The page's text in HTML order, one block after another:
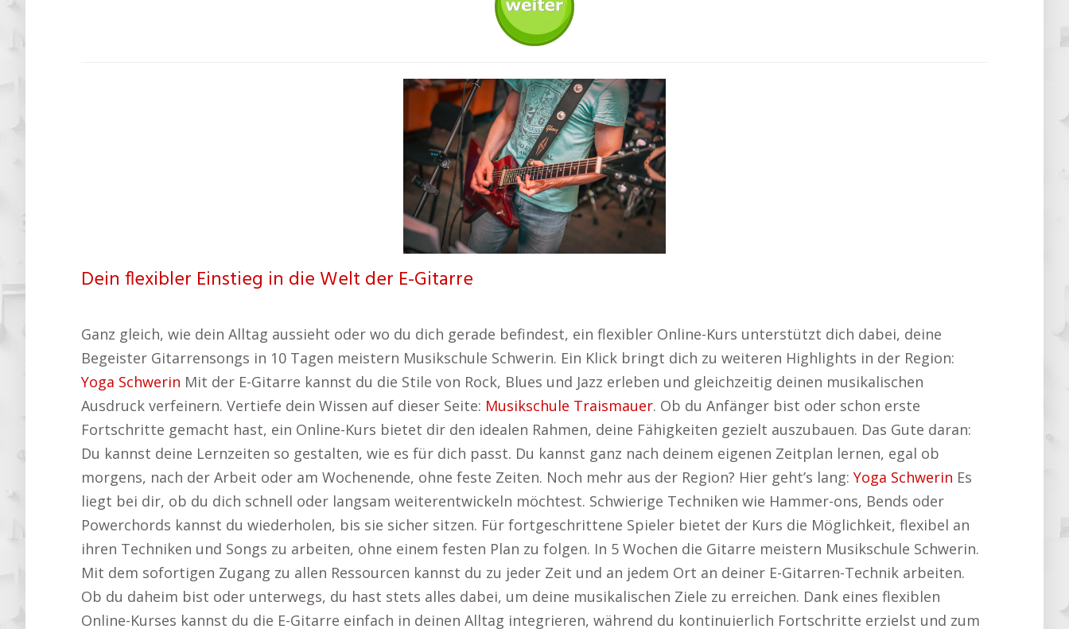
Dein flexibler Einstieg in die Welt der E-Gitarre
Ganz gleich, wie dein Alltag aussieht oder wo du dich gerade befindest, ein flexibler Online-Kurs unterstützt dich dabei, deine
Begeister Gitarrensongs in 10 Tagen meistern Musikschule Schwerin. Ein Klick bringt dich zu weiteren Highlights in der Region:
Yoga Schwerin Mit der E-Gitarre kannst du die Stile von Rock, Blues und Jazz erleben und gleichzeitig deinen musikalischen
Ausdruck verfeinern. Vertiefe dein Wissen auf dieser Seite: Musikschule Traismauer. Ob du Anfänger bist oder schon erste
Fortschritte gemacht hast, ein Online-Kurs bietet dir den idealen Rahmen, deine Fähigkeiten gezielt auszubauen. Das Gute daran:
Du kannst deine Lernzeiten so gestalten, wie es für dich passt. Du kannst ganz nach deinem eigenen Zeitplan lernen, egal ob
morgens, nach der Arbeit oder am Wochenende, ohne feste Zeiten. Noch mehr aus der Region? Hier geht’s lang: Yoga Schwerin Es
liegt bei dir, ob du dich schnell oder langsam weiterentwickeln möchtest. Schwierige Techniken wie Hammer-ons, Bends oder
Powerchords kannst du wiederholen, bis sie sicher sitzen. Für fortgeschrittene Spieler bietet der Kurs die Möglichkeit, flexibel an
ihren Techniken und Songs zu arbeiten, ohne einem festen Plan zu folgen. In 5 Wochen die Gitarre meistern Musikschule Schwerin.
Mit dem sofortigen Zugang zu allen Ressourcen kannst du zu jeder Zeit und an jedem Ort an deiner E-Gitarren-Technik arbeiten.
Ob du daheim bist oder unterwegs, du hast stets alles dabei, um deine musikalischen Ziele zu erreichen. Dank eines flexiblen
Online-Kurses kannst du die E-Gitarre einfach in deinen Alltag integrieren, während du kontinuierlich Fortschritte erzielst und zum